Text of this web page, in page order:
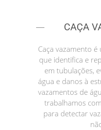
CAÇA
Caça vazamento
que identifica e
em tubulações,
água e danos à
vazamentos de
trabalhamos
para detectar